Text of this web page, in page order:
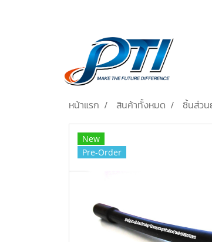
หน้าแรก สินค้าทั้งหมด ชิ้นส่ว
New
Pre-Order